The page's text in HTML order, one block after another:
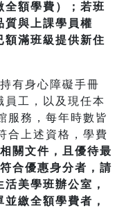
全額學費）；若班
質與上課學員權
額滿班級提供新住
有身心障礙手冊
員工，以及現任本
服務，每年時數皆
合上述資格，學費
關文件，且優待最
合優惠身分者，請
美學班辦公室，
繳全額學費者，